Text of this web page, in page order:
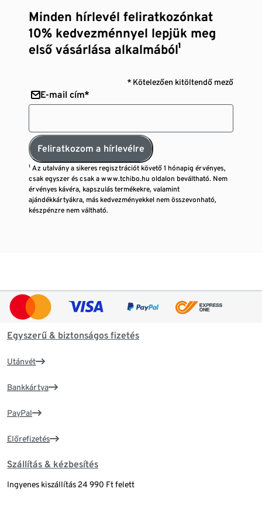
Minden hírlevél feliratkozónkat
10% kedvezménnyel lepjük meg
első vásárlása alkalmából¹
* Kötelezően kitöltendő mező
E-mail cím*
Feliratkozom a hírlevélre
¹ Az utalvány a sikeres regisztrációt követő 1 hónapig érvényes,
csak egyszer és csak a www.tchibo.hu oldalon beváltható. Nem
érvényes kávéra, kapszulás termékekre, valamint
ajándékkártyákra, más kedvezményekkel nem összevonható,
készpénzre nem váltható.
Egyszerű & biztonságos fizetés
Utánvét
Bankkártya
PayPal
Előrefizetés
Szállítás & kézbesítés
Ingyenes kiszállítás 24 990 Ft felett